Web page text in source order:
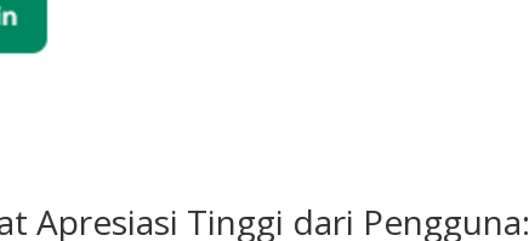
Apresiasi Tinggi dari Pengguna: